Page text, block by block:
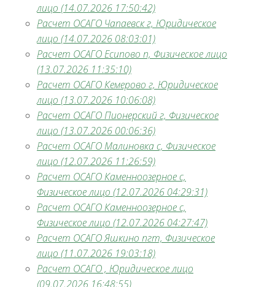
лицо (14.07.2026 17:50:42)
Расчет ОСАГО Чапаевск г, Юридическое
лицо (14.07.2026 08:03:01)
Расчет ОСАГО Есипово п, Физическое лицо
(13.07.2026 11:35:10)
Расчет ОСАГО Кемерово г, Юридическое
лицо (13.07.2026 10:06:08)
Расчет ОСАГО Пионерский г, Физическое
лицо (13.07.2026 00:06:36)
Расчет ОСАГО Малиновка с, Физическое
лицо (12.07.2026 11:26:59)
Расчет ОСАГО Каменноозерное с,
Физическое лицо (12.07.2026 04:29:31)
Расчет ОСАГО Каменноозерное с,
Физическое лицо (12.07.2026 04:27:47)
Расчет ОСАГО Яшкино пгт, Физическое
лицо (11.07.2026 19:03:18)
Расчет ОСАГО , Юридическое лицо
(09.07.2026 16:48:55)